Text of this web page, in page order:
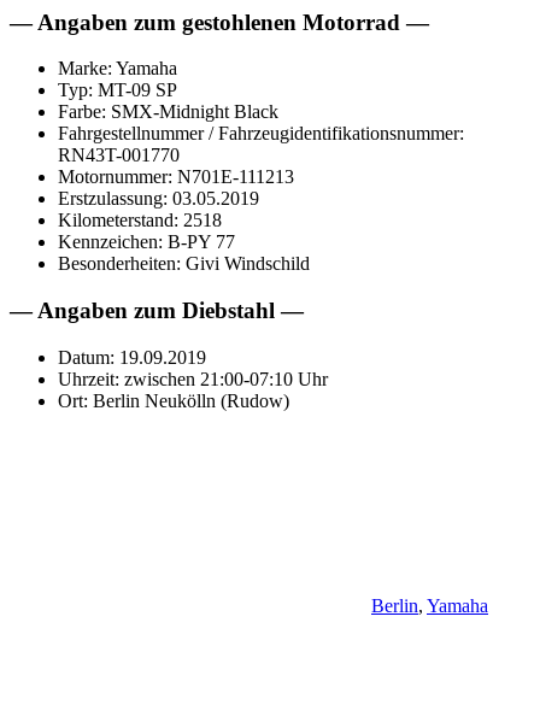
— Angaben zum gestohlenen Motorrad —
Marke: Yamaha
Typ: MT-09 SP
Farbe: SMX-Midnight Black
Fahrgestellnummer / Fahrzeugidentifikationsnummer:
RN43T-001770
Motornummer: N701E-111213
Erstzulassung: 03.05.2019
Kilometerstand: 2518
Kennzeichen: B-PY 77
Besonderheiten: Givi Windschild
— Angaben zum Diebstahl —
Datum: 19.09.2019
Uhrzeit: zwischen 21:00-07:10 Uhr
Ort: Berlin Neukölln (Rudow)
Berlin, Yamaha